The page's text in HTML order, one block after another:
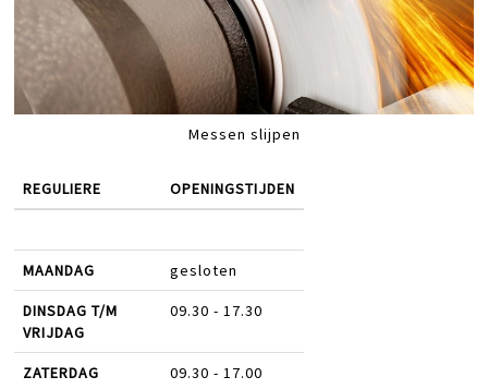
Messen slijpen
REGULIERE OPENINGSTIJDEN
MAANDAG gesloten
DINSDAG T/M
VRIJDAG
09.30 - 17.30
ZATERDAG 09.30 - 17.00